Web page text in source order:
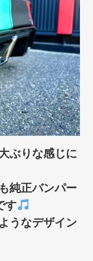
ぶりな感じに
純正バンパー
す
うなデザイン